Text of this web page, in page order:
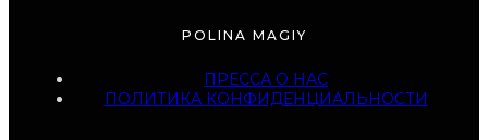
POLINA MAGIY
ПРЕССА О НАС
ПОЛИТИКА КОНФИДЕНЦИАЛЬНОСТИ